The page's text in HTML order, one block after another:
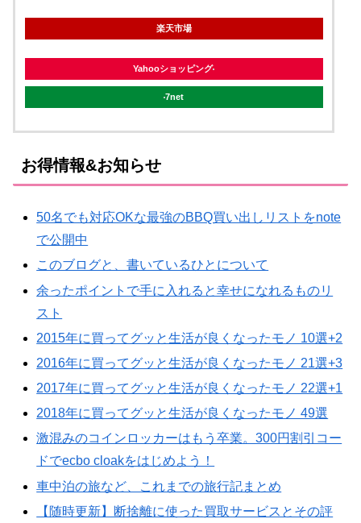
楽天市場
Yahooショッピング
7net
お得情報&お知らせ
50名でも対応OKな最強のBBQ買い出しリストをnote
で公開中
このブログと、書いているひとについて
余ったポイントで手に入れると幸せになれるものリ
スト
2015年に買ってグッと生活が良くなったモノ 10選+2
2016年に買ってグッと生活が良くなったモノ 21選+3
2017年に買ってグッと生活が良くなったモノ 22選+1
2018年に買ってグッと生活が良くなったモノ 49選
激混みのコインロッカーはもう卒業。300円割引コー
ドでecbo cloakをはじめよう！
車中泊の旅など、これまでの旅行記まとめ
【随時更新】断捨離に使った買取サービスとその評